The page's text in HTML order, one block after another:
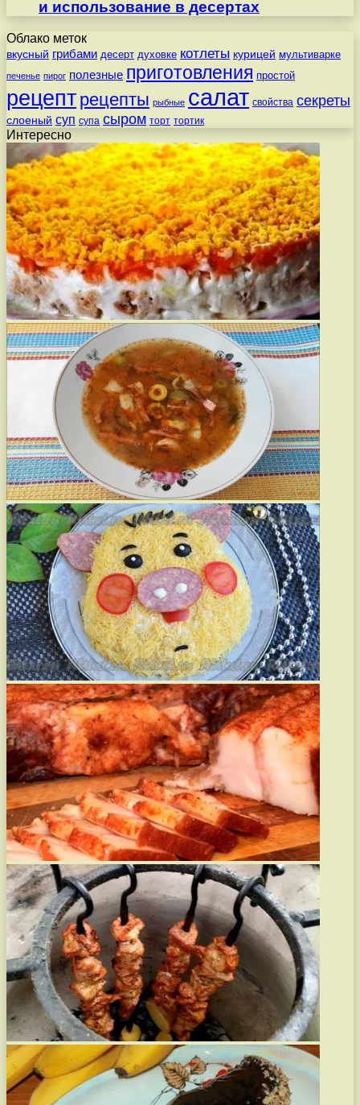
и использование в десертах
Облако меток
вкусный грибами десерт духовке котлеты курицей мультиварке
печенье пирог полезные приготовления простой
рецепт рецепты рыбные салат свойства секреты
слоеный суп супа сыром торт тортик
Интересно